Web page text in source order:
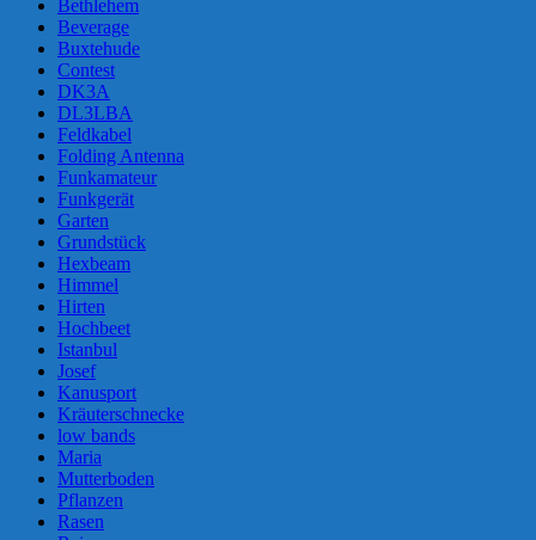
Bethlehem
Beverage
Buxtehude
Contest
DK3A
DL3LBA
Feldkabel
Folding Antenna
Funkamateur
Funkgerät
Garten
Grundstück
Hexbeam
Himmel
Hirten
Hochbeet
Istanbul
Josef
Kanusport
Kräuterschnecke
low bands
Maria
Mutterboden
Pflanzen
Rasen